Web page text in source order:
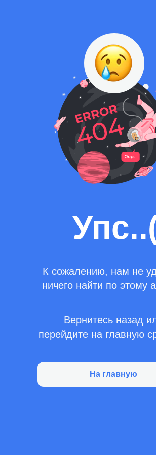
К сожалению, нам не
ничего найти по этому
Вернитесь назад
перейдите на главную
На главную